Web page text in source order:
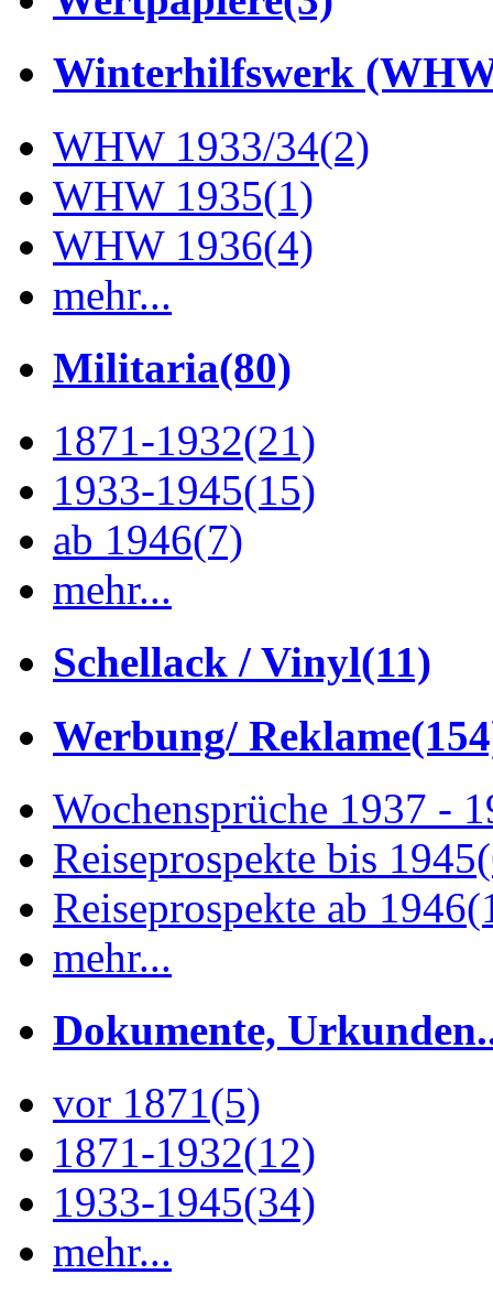
Winterhilfswerk
WHW 1933/34(2)
WHW 1935(1)
WHW 1936(4)
mehr...
Militaria(80)
1871-1932(21)
1933-1945(15)
ab 1946(7)
mehr...
Schellack / Vinyl(11)
Werbung/ Reklame
Wochensprüche 1937 -
Reiseprospekte bis 1945
Reiseprospekte ab 1946
mehr...
Dokumente,
vor 1871(5)
1871-1932(12)
1933-1945(34)
mehr...